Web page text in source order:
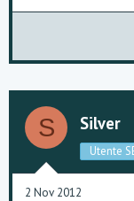
S Silver
Utente
2 Nov 2012